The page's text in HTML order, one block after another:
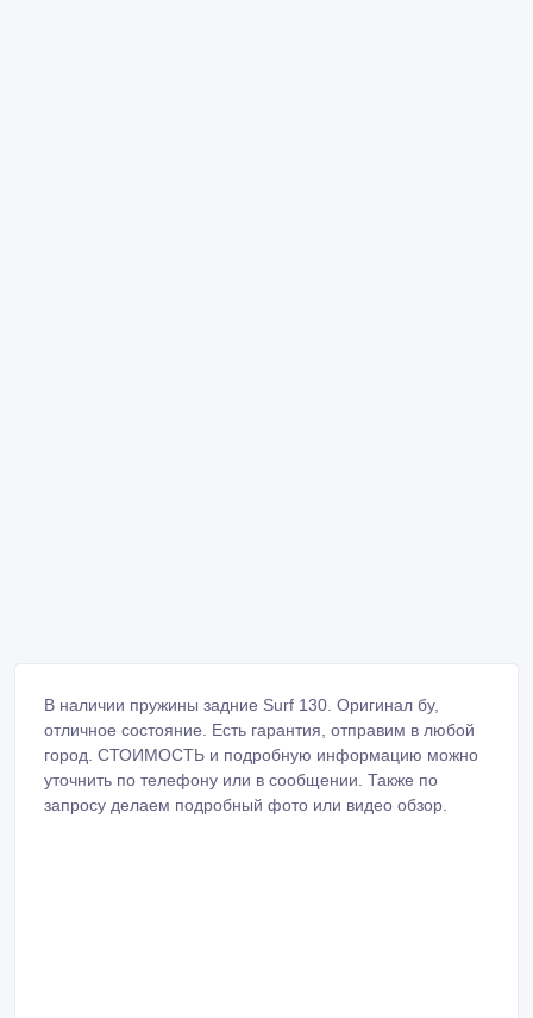
В наличии пружины задние Surf 130. Оригинал бу,
отличное состояние. Есть гарантия, отправим в любой
город. СТОИМОСТЬ и подробную информацию можно
уточнить по телефону или в сообщении. Также по
запросу делаем подробный фото или видео обзор.